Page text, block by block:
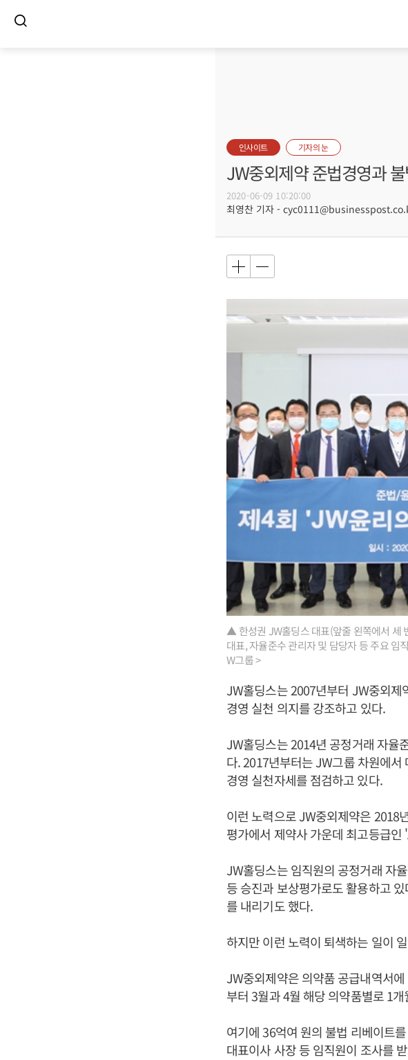
인사이트 기자의 눈
JW중외제약 준법경영과
2020-06-09 10:20:00
최영찬 기자 -
▲ 한성권 JW홀딩스 대표(앞줄 왼쪽에서 세
대표, 자율준수 관리자 및 담당자 등 주요
W그룹 >
JW홀딩스는 2007년부터 JW중외제
경영 실천 의지를 강조하고 있다.
JW홀딩스는 2014년 공정거래 자율
다. 2017년부터는 JW그룹 차원에서
경영 실천자세를 점검하고 있다.
이런 노력으로 JW중외제약은 2018
평가에서 제약사 가운데 최고등급인
JW홀딩스는 임직원의 공정거래 자
등 승진과 보상평가로도 활용하고
를 내리기도 했다.
하지만 이런 노력이 퇴색하는 일이
JW중외제약은 의약품 공급내역서
부터 3월과 4월 해당 의약품별로 1
여기에 36억여 원의 불법 리베이트
대표이사 사장 등 임직원이 조사를